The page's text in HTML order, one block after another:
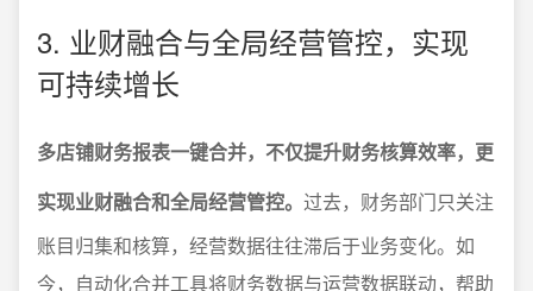
3. 业财融合与全局经营管控，实现
可持续增长
多店铺财务报表一键合并，不仅提升财务核算效率，更
实现业财融合和全局经营管控。 过去，财务部门只关注
账目归集和核算，经营数据往往滞后于业务变化。如
今，自动化合并工具将财务数据与运营数据联动，帮助